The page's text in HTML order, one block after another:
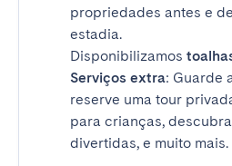
propriedades antes e
estadia.
Disponibilizamos
Serviços extra: Guarde
reserve uma tour
para crianças,
divertidas, e muito mais.